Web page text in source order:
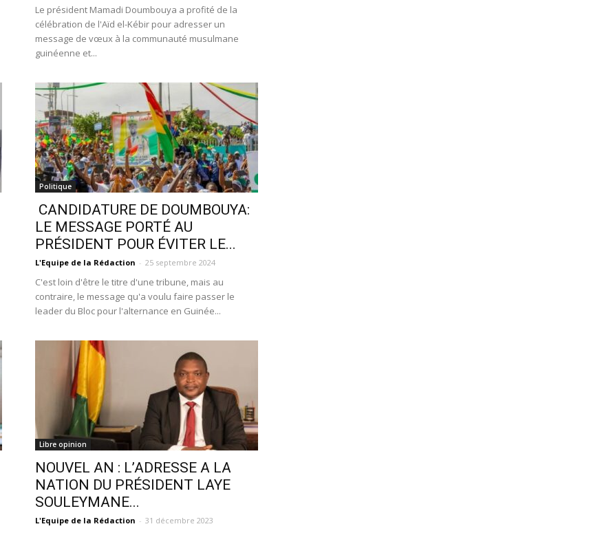
Le président Mamadi Doumbouya a profité de la
célébration de l'Aïd el-Kébir pour adresser un
message de vœux à la communauté musulmane
guinéenne et...
Politique
CANDIDATURE DE DOUMBOUYA:
LE MESSAGE PORTÉ AU
PRÉSIDENT POUR ÉVITER LE...
L'Equipe de la Rédaction - 25 septembre 2024
C'est loin d'être le titre d'une tribune, mais au
contraire, le message qu'a voulu faire passer le
leader du Bloc pour l'alternance en Guinée...
Libre opinion
NOUVEL AN : L’ADRESSE A LA
NATION DU PRÉSIDENT LAYE
SOULEYMANE...
L'Equipe de la Rédaction - 31 décembre 2023